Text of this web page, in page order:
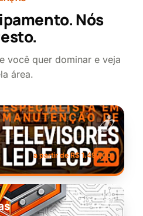
Nós
você quer dominar e veja
área.
a partir de R$ 1.497,00